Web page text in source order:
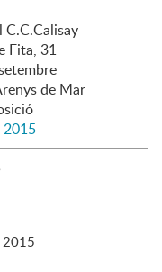
C.C.Calisay
Fita, 31
de Mar
2015
2015